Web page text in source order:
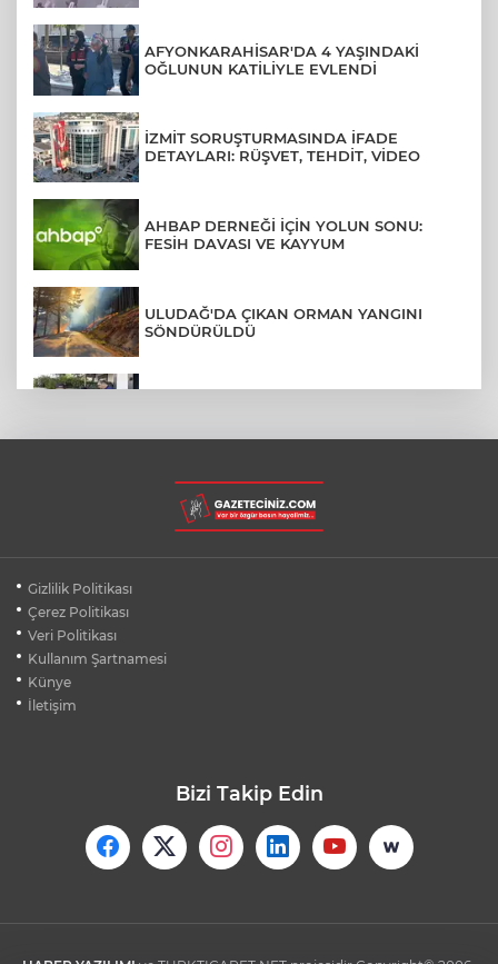
AFYONKARAHİSAR'DA 4 YAŞINDAKİ
OĞLUNUN KATİLİYLE EVLENDİ
İZMİT SORUŞTURMASINDA İFADE
DETAYLARI: RÜŞVET, TEHDİT, VİDEO
AHBAP DERNEĞİ İÇİN YOLUN SONU:
FESİH DAVASI VE KAYYUM
ULUDAĞ'DA ÇIKAN ORMAN YANGINI
SÖNDÜRÜLDÜ
ASLI HÜNEL'DEN BURSA'DA
UNUTULMAZ KONSER
VAN'DA İŞİTME ENGELLİ MÜŞTERİ,
Gizlilik Politikası
Çerez Politikası
Veri Politikası
Kullanım Şartnamesi
Künye
İletişim
Bizi Takip Edin